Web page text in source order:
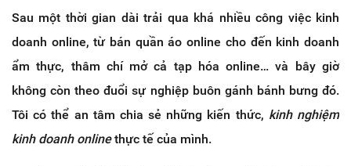
Sau một thời gian dài trải qua khá nhiều công việc kinh
doanh online, từ bán quần áo online cho đến kinh doanh
ẩm thực, thâm chí mở cả tạp hóa online… và bây giờ
không còn theo đuổi sự nghiệp buôn gánh bánh bưng đó.
Tôi có thể an tâm chia sẻ những kiến thức, kinh nghiệm
kinh doanh onlinethực tế của mình.